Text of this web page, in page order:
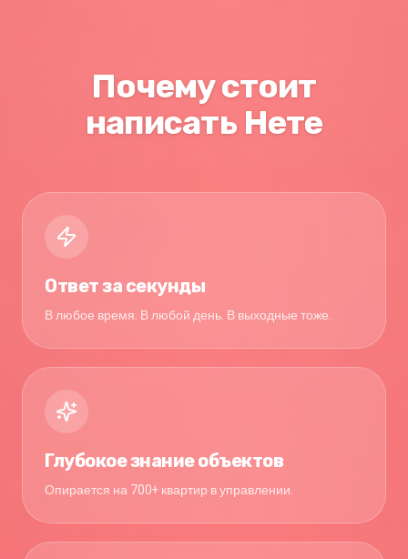
Почему стоит
написать Нете
Ответ за секунды
В любое время. В любой день. В выходные тоже.
Глубокое знание объектов
Опирается на 700+ квартир в управлении.